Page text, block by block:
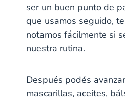
ser un buen punto de
que usamos seguido,
notamos fácilmente si
nuestra rutina.
Después podés
mascarillas, aceites,